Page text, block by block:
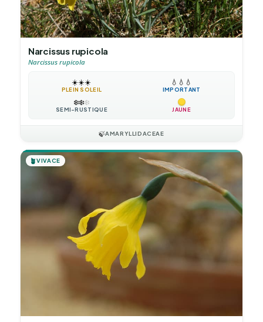
Narcissus rupicola
Narcissus rupicola
☀️☀️☀️
PLEIN SOLEIL
💧 💧 💧
IMPORTANT
❄️❄️❄️
SEMI-RUSTIQUE JAUNE
🍃AMARYLLIDACEAE
🪴VIVACE